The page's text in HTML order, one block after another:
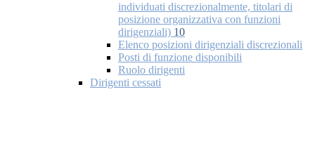
individuati discrezionalmente, titolari di
posizione organizzativa con funzioni
dirigenziali) 10
Elenco posizioni dirigenziali discrezionali
Posti di funzione disponibili
Ruolo dirigenti
Dirigenti cessati